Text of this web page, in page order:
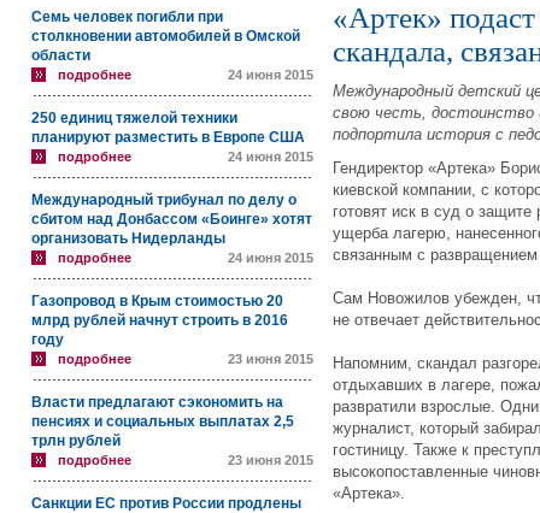
Семь человек погибли при
столкновении автомобилей в Омской
области
подробнее 24 июня 2015
250 единиц тяжелой техники
планируют разместить в Европе США
подробнее 24 июня 2015
Международный трибунал по делу о
сбитом над Донбассом «Боинге» хотят
организовать Нидерланды
подробнее 24 июня 2015
Газопровод в Крым стоимостью 20
млрд рублей начнут строить в 2016
году
подробнее 23 июня 2015
Власти предлагают сэкономить на
пенсиях и социальных выплатах 2,5
трлн рублей
подробнее 23 июня 2015
Санкции ЕС против России продлены
«Артек» подаст
скандала,
Международный детский
свою честь,
подпортила история с
Гендиректор «Артека»
киевской компании, с
готовят иск в суд о
ущерба лагерю,
связанным с
Сам Новожилов убежден,
не отвечает
Напомним, скандал
отдыхавших в лагере,
развратили взрослые.
журналист, который
гостиницу. Также к
высокопоставленные
«Артека».